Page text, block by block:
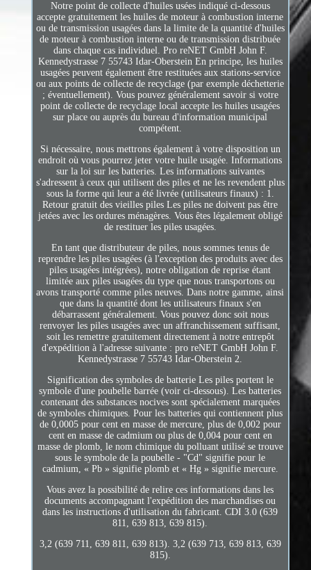
Notre point de collecte d'huiles usées indiqué ci-dessous
accepte gratuitement les huiles de moteur à combustion interne
ou de transmission usagées dans la limite de la quantité d'huiles
de moteur à combustion interne ou de transmission distribuée
dans chaque cas individuel. Pro reNET GmbH John F.
Kennedystrasse 7 55743 Idar-Oberstein En principe, les huiles
usagées peuvent également être restituées aux stations-service
ou aux points de collecte de recyclage (par exemple déchetterie
; éventuellement). Vous pouvez généralement savoir si votre
point de collecte de recyclage local accepte les huiles usagées
sur place ou auprès du bureau d'information municipal
compétent.
Si nécessaire, nous mettrons également à votre disposition un
endroit où vous pourrez jeter votre huile usagée. Informations
sur la loi sur les batteries. Les informations suivantes
s'adressent à ceux qui utilisent des piles et ne les revendent plus
sous la forme qui leur a été livrée (utilisateurs finaux) : 1.
Retour gratuit des vieilles piles Les piles ne doivent pas être
jetées avec les ordures ménagères. Vous êtes légalement obligé
de restituer les piles usagées.
En tant que distributeur de piles, nous sommes tenus de
reprendre les piles usagées (à l'exception des produits avec des
piles usagées intégrées), notre obligation de reprise étant
limitée aux piles usagées du type que nous transportons ou
avons transporté comme piles neuves. Dans notre gamme, ainsi
que dans la quantité dont les utilisateurs finaux s'en
débarrassent généralement. Vous pouvez donc soit nous
renvoyer les piles usagées avec un affranchissement suffisant,
soit les remettre gratuitement directement à notre entrepôt
d'expédition à l'adresse suivante : pro reNET GmbH John F.
Kennedystrasse 7 55743 Idar-Oberstein 2.
Signification des symboles de batterie Les piles portent le
symbole d'une poubelle barrée (voir ci-dessous). Les batteries
contenant des substances nocives sont spécialement marquées
de symboles chimiques. Pour les batteries qui contiennent plus
de 0,0005 pour cent en masse de mercure, plus de 0,002 pour
cent en masse de cadmium ou plus de 0,004 pour cent en
masse de plomb, le nom chimique du polluant utilisé se trouve
sous le symbole de la poubelle - "Cd" signifie pour le
cadmium, « Pb » signifie plomb et « Hg » signifie mercure.
Vous avez la possibilité de relire ces informations dans les
documents accompagnant l'expédition des marchandises ou
dans les instructions d'utilisation du fabricant. CDI 3.0 (639
811, 639 813, 639 815).
3,2 (639 711, 639 811, 639 813). 3,2 (639 713, 639 813, 639
815).